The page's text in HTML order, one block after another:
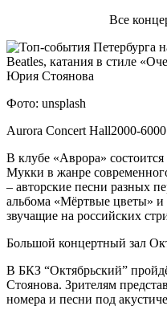
Все
Фото: unsplash
Aurora Concert Hall2000-
В клубе «Аврора»
Мукки в жанре
– авторские песни разных
альбома «Мёртвые цветы»
звучащие на российских
Большой концертный зал
В БКЗ “Октябрьский”
Стоянова. Зрителям
номера и песни под